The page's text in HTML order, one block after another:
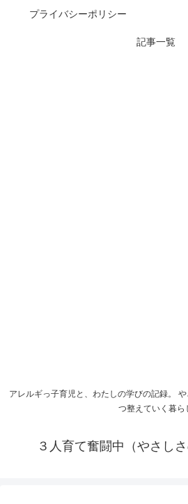
アレルギっ子育児と、わたしの学びの記録。
つ整えていく暮ら
３人育て奮闘中（やさし
プライバシーポリシー
記事一覧